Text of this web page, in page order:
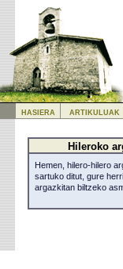
Hileroko
Hemen, hilero-hilero
sartuko ditut, gure
argazkitan biltzeko
hasiera artikuluak